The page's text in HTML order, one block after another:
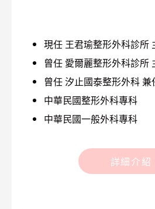
現任 王君瑜整形外科診所
曾任 愛爾麗整形外科診所
曾任 汐止國泰整形外科
中華民國整形外科專科
中華民國一般外科專科
詳細介紹